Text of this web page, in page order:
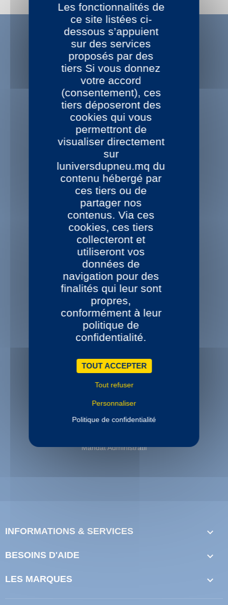
LES PRIX BAS
Prix bas toute l'année
NOS 15 CENTRES DE MONTAGE
Disponibles 24/48H
dans votre centre L’Univers du Pneu
+ 1000 REFERENCES
De pneus disponibles
Nouveautés permanentes
CONSEILS PROFESSIONNELS
Service téléphonique Pro
Mandat Administratif
INFORMATIONS & SERVICES 
BESOINS D'AIDE 
LES MARQUES 
Les fonctionnalités de
ce site listées ci-
dessous s’appuient
sur des services
proposés par des
tiers Si vous donnez
votre accord
(consentement), ces
tiers déposeront des
cookies qui vous
permettront de
visualiser directement
sur
luniversdupneu.mq du
contenu hébergé par
ces tiers ou de
partager nos
contenus. Via ces
cookies, ces tiers
collecteront et
utiliseront vos
données de
navigation pour des
finalités qui leur sont
propres,
conformément à leur
politique de
confidentialité.
TOUT ACCEPTER
Tout refuser
Personnaliser
Politique de confidentialité